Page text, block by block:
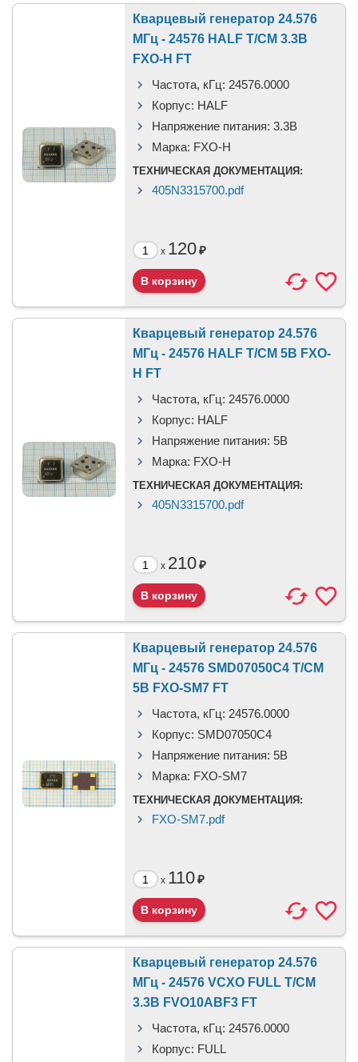
Кварцевый генератор 24.576
МГц - 24576 HALF T/CM 3.3В
FXO-H FT
Частота, кГц: 24576.0000
Корпус: HALF
Напряжение питания: 3.3В
Марка: FXO-H
ТЕХНИЧЕСКАЯ ДОКУМЕНТАЦИЯ:
405N3315700.pdf
x 120₽
Кварцевый генератор 24.576
МГц - 24576 HALF T/CM 5В FXO-
H FT
Частота, кГц: 24576.0000
Корпус: HALF
Напряжение питания: 5В
Марка: FXO-H
ТЕХНИЧЕСКАЯ ДОКУМЕНТАЦИЯ:
405N3315700.pdf
x 210₽
Кварцевый генератор 24.576
МГц - 24576 SMD07050C4 T/CM
5В FXO-SM7 FT
Частота, кГц: 24576.0000
Корпус: SMD07050C4
Напряжение питания: 5В
Марка: FXO-SM7
ТЕХНИЧЕСКАЯ ДОКУМЕНТАЦИЯ:
FXO-SM7.pdf
x 110₽
Кварцевый генератор 24.576
МГц - 24576 VCXO FULL T/CM
3.3В FVO10ABF3 FT
Частота, кГц: 24576.0000
Корпус: FULL